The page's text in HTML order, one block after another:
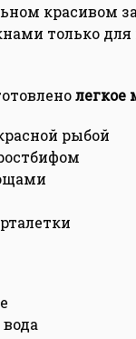
красивом
только для
легкое
рыбой